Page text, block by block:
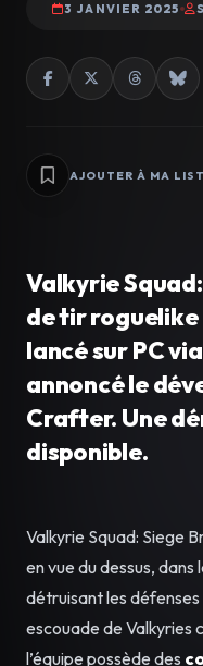
3 JANVIER 2025
AJOUTER À MA
Valkyrie
de tir roguelike
lancé sur PC
annoncé le
Crafter. Une
disponible.
Valkyrie Squad: Siege
en vue du dessus,
détruisant les défenses
escouade de Valkyries
l’équipe possède des